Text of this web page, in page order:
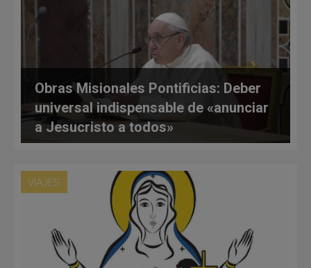
Obras Misionales Pontificias: Deber
universal indispensable de «anunciar
a Jesucristo a todos»
VIAJES